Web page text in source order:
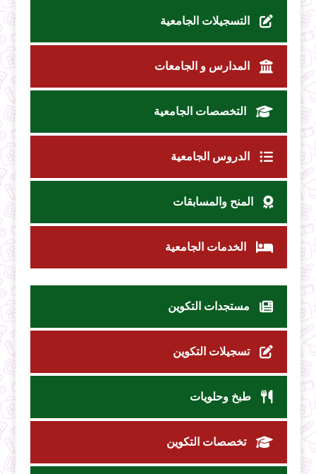
التسجيلات الجامعية
المدارس و الجامعات
التخصصات الجامعية
الدروس الجامعية
المنح والمسابقات
الخدمات الجامعية
مستجدات التكوين
تسجيلات التكوين
طبخ وحلويات
تخصصات التكوين